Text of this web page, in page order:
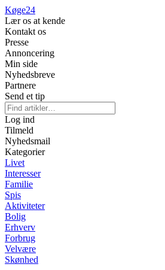
Køge24
Lær os at kende
Kontakt os
Presse
Annoncering
Min side
Nyhedsbreve
Partnere
Send et tip
Log ind
Tilmeld
Nyhedsmail
Kategorier
Livet
Interesser
Familie
Spis
Aktiviteter
Bolig
Erhverv
Forbrug
Velvære
Skønhed